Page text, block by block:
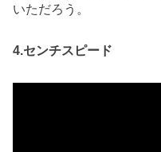
いただろう。
4.センチスピード